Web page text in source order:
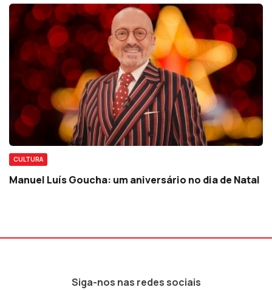
CULTURA
Manuel Luís Goucha: um aniversário no dia de Natal
Siga-nos nas redes sociais